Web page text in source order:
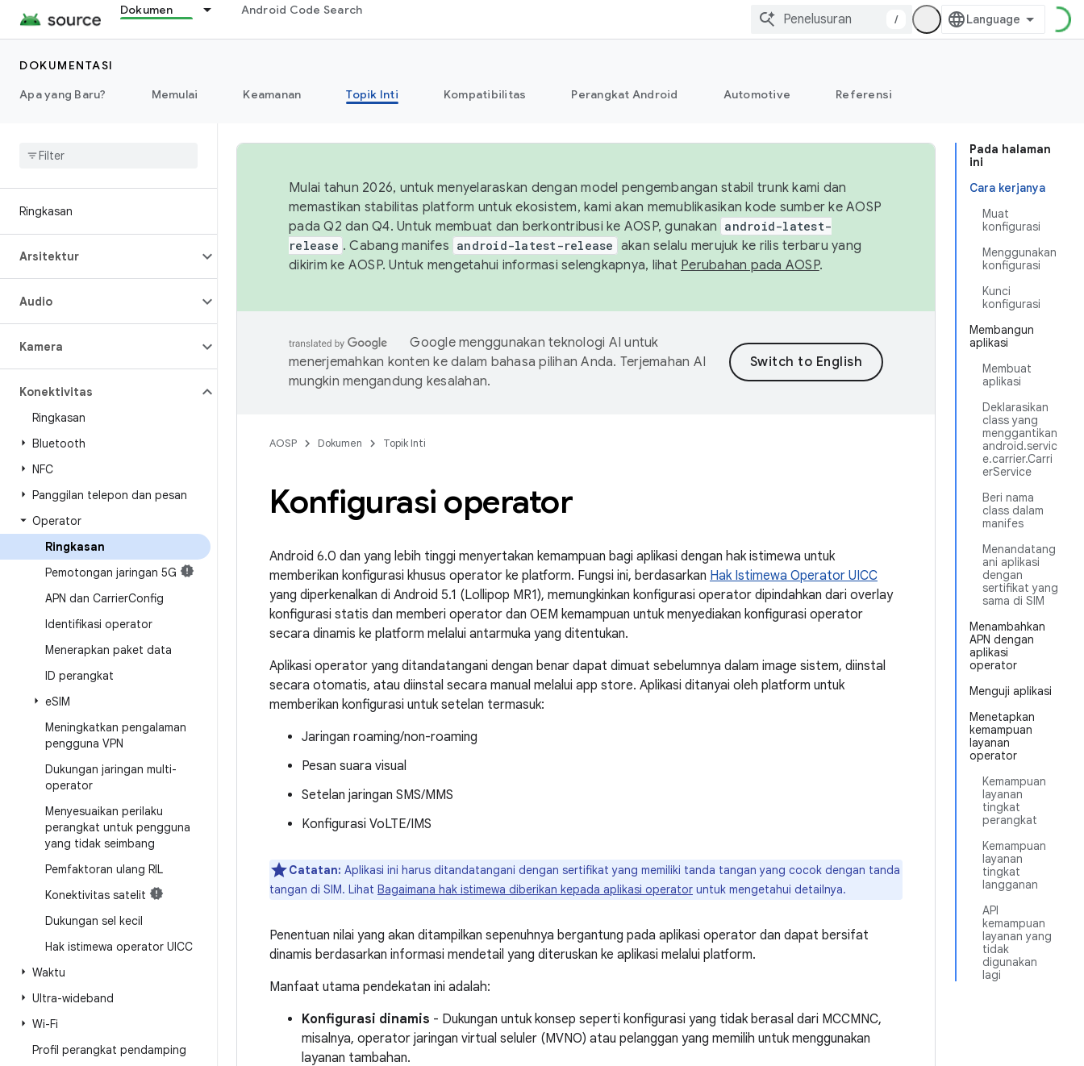
Dokumen Android Code Search
/
DOKUMENTASI
Apa yang Baru?
Memulai Keamanan Topik Inti Kompatibilitas Perangkat Android Automotive Referensi
Ringkasan
Arsitektur
Audio
Kamera
Konektivitas
Ringkasan
Bluetooth
NFC
Panggilan telepon dan pesan
Operator
Ringkasan
Pemotongan jaringan 5G
APN dan CarrierConfig
Identifikasi operator
Menerapkan paket data
ID perangkat
eSIM
Meningkatkan pengalaman
pengguna VPN
Dukungan jaringan multi-
operator
Menyesuaikan perilaku
perangkat untuk pengguna
yang tidak seimbang
Pemfaktoran ulang RIL
Konektivitas satelit
Dukungan sel kecil
Hak istimewa operator UICC
Waktu
Ultra-wideband
Wi-Fi
Profil perangkat pendamping
Pada halaman
ini
Cara kerjanya
Muat
konfigurasi
Menggunakan
konfigurasi
Kunci
konfigurasi
Membangun
aplikasi
Membuat
aplikasi
Deklarasikan
class yang
menggantikan
android.servic
e.carrier.Carri
erService
Beri nama
class dalam
manifes
Menandatang
ani aplikasi
dengan
sertifikat yang
sama di SIM
Menambahkan
APN dengan
aplikasi
operator
Menguji aplikasi
Menetapkan
kemampuan
layanan
operator
Kemampuan
layanan
tingkat
perangkat
Kemampuan
layanan
tingkat
langganan
API
kemampuan
layanan yang
tidak
digunakan
lagi
Mulai tahun 2026, untuk menyelaraskan dengan model pengembangan stabil trunk kami dan
memastikan stabilitas platform untuk ekosistem, kami akan memublikasikan kode sumber ke AOSP
pada Q2 dan Q4. Untuk membuat dan berkontribusi ke AOSP, gunakan android-latest-
release . Cabang manifes android-latest-release akan selalu merujuk ke rilis terbaru yang
dikirim ke AOSP. Untuk mengetahui informasi selengkapnya, lihat Perubahan pada AOSP.
Google menggunakan teknologi AI untuk
menerjemahkan konten ke dalam bahasa pilihan Anda. Terjemahan AI
mungkin mengandung kesalahan.
AOSP Dokumen Topik Inti
Konfigurasi operator
Android 6.0 dan yang lebih tinggi menyertakan kemampuan bagi aplikasi dengan hak istimewa untuk
memberikan konfigurasi khusus operator ke platform. Fungsi ini, berdasarkan Hak Istimewa Operator UICC
yang diperkenalkan di Android 5.1 (Lollipop MR1), memungkinkan konfigurasi operator dipindahkan dari overlay
konfigurasi statis dan memberi operator dan OEM kemampuan untuk menyediakan konfigurasi operator
secara dinamis ke platform melalui antarmuka yang ditentukan.
Aplikasi operator yang ditandatangani dengan benar dapat dimuat sebelumnya dalam image sistem, diinstal
secara otomatis, atau diinstal secara manual melalui app store. Aplikasi ditanyai oleh platform untuk
memberikan konfigurasi untuk setelan termasuk:
Jaringan roaming/non-roaming
Pesan suara visual
Setelan jaringan SMS/MMS
Konfigurasi VoLTE/IMS
Catatan: Aplikasi ini harus ditandatangani dengan sertifikat yang memiliki tanda tangan yang cocok dengan tanda
tangan di SIM. Lihat Bagaimana hak istimewa diberikan kepada aplikasi operator untuk mengetahui detailnya.
Penentuan nilai yang akan ditampilkan sepenuhnya bergantung pada aplikasi operator dan dapat bersifat
dinamis berdasarkan informasi mendetail yang diteruskan ke aplikasi melalui platform.
Manfaat utama pendekatan ini adalah:
Konfigurasi dinamis - Dukungan untuk konsep seperti konfigurasi yang tidak berasal dari MCCMNC,
misalnya, operator jaringan virtual seluler (MVNO) atau pelanggan yang memilih untuk menggunakan
layanan tambahan.